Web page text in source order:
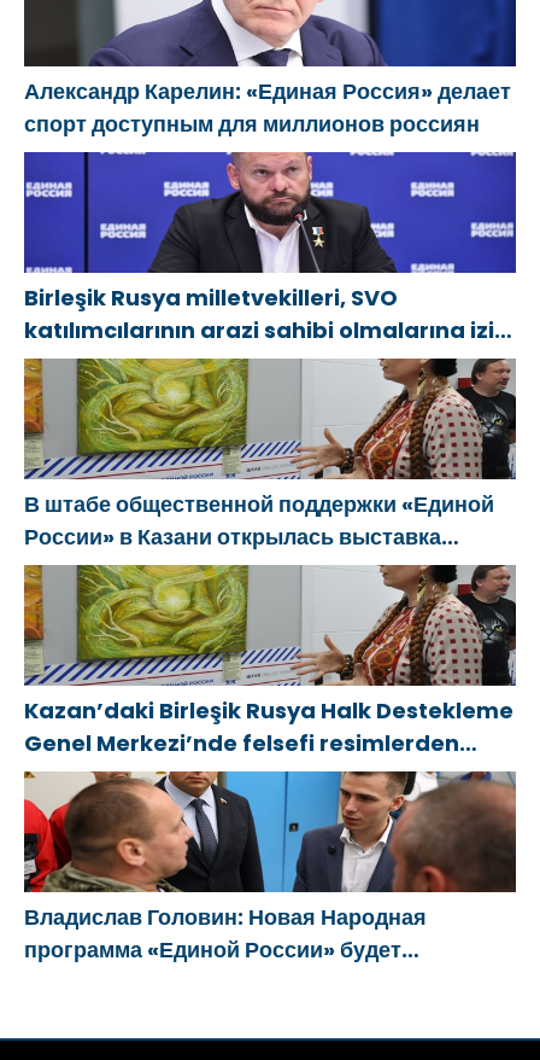
Александр Карелин: «Единая Россия» делает
спорт доступным для миллионов россиян
Birleşik Rusya milletvekilleri, SVO
katılımcılarının arazi sahibi olmalarına izin
verecek yasal düzenlemeler üzerinde
çalışacaklar
В штабе общественной поддержки «Единой
России» в Казани открылась выставка
философской живописи
Kazan’daki Birleşik Rusya Halk Destekleme
Genel Merkezi’nde felsefi resimlerden
oluşan bir sergi açıldı
Владислав Головин: Новая Народная
программа «Единой России» будет